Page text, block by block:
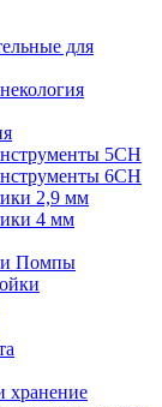
для
5CH
6CH
2,9 мм
4 мм
и Помпы
хранение